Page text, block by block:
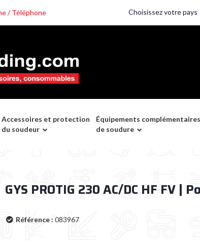
/ Téléphone Choisissez votre pays
Accessoires et protection
du soudeur
Équipements complémentaires
de soudure
GYS PROTIG 230 AC/DC HF FV |
Référence : 083967